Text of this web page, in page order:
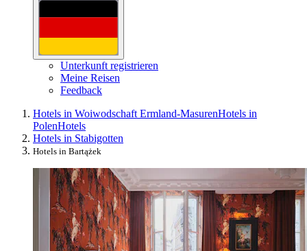
Unterkunft registrieren
Meine Reisen
Feedback
Hotels in Woiwodschaft Ermland-MasurenHotels in
PolenHotels
Hotels in Stabigotten
Hotels in Bartążek